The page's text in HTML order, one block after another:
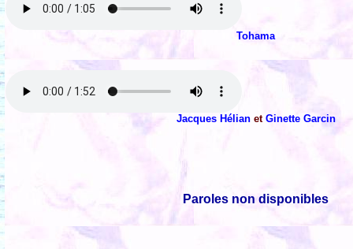
Tohama
Jacques Hélian et Ginette Garcin
Paroles non disponibles